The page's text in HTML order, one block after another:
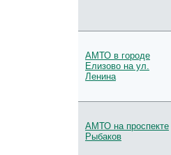
АМТО в городе
Елизово на ул.
Ленина
АМТО на проспекте
Рыбаков